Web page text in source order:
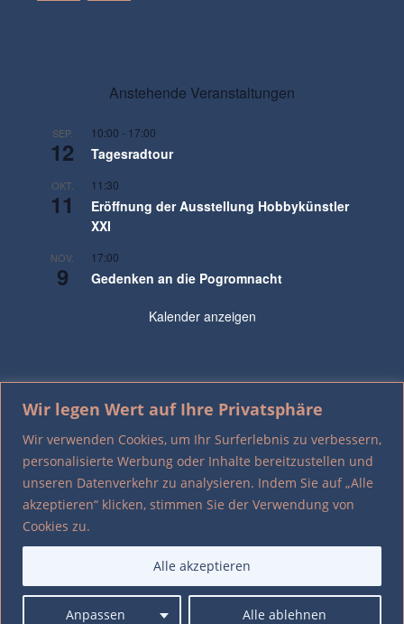
Wir legen Wert auf Ihre Privatsphäre
Wir verwenden Cookies, um Ihr Surferlebnis zu verbessern,
personalisierte Werbung oder Inhalte bereitzustellen und
unseren Datenverkehr zu analysieren. Indem Sie auf „Alle
akzeptieren“ klicken, stimmen Sie der Verwendung von
Cookies zu.
Anpassen Alle ablehnen
Alle akzeptieren
Anstehende Veranstaltungen
SEP.
12
10:00 - 17:00
Tagesradtour
OKT.
11
11:30
Eröffnung der Ausstellung Hobbykünstler
XXI
NOV.
9
17:00
Gedenken an die Pogromnacht
Kalender anzeigen
All Rights Reserved © 2023- Heimatverein Neuenkirchen